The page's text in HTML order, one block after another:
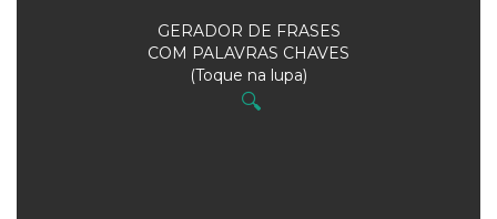
GERADOR DE FRASES
COM PALAVRAS CHAVES
(Toque na lupa)
🔍